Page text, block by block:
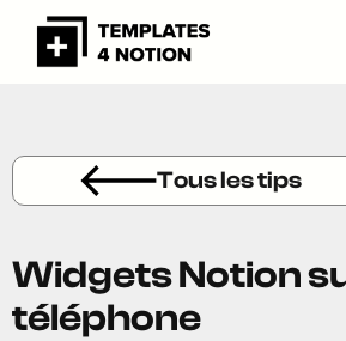
Tous les tips
Widgets Notion
téléphone